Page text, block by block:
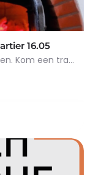
16.05
NL / Twee keer per maand pizzabuurtoven. Kom een traditionele op houtvuur gebakken pizza eten in een…